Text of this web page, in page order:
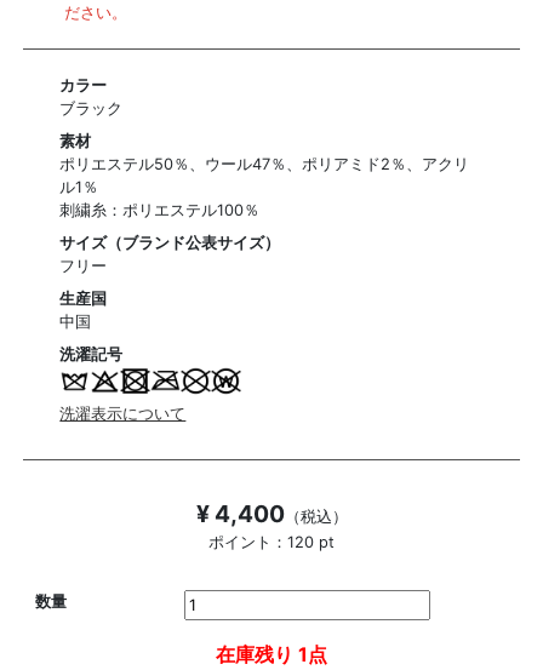
ださい。
カラー
ブラック
素材
ポリエステル50％、ウール47％、ポリアミド2％、アクリ
ル1％
刺繍糸：ポリエステル100％
サイズ（ブランド公表サイズ）
フリー
生産国
中国
洗濯記号
洗濯表示について
¥ 4,400（税込）
ポイント：120 pt
数量
在庫残り 1点